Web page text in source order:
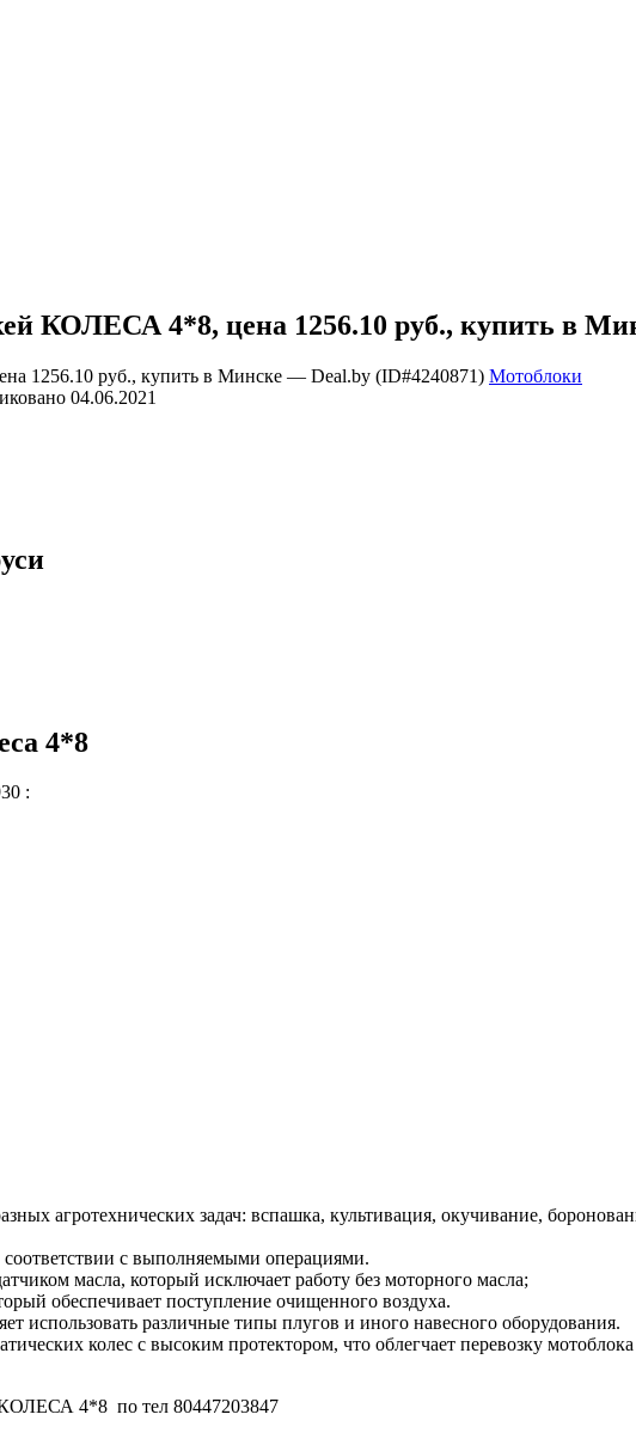
4*8, цена 1256.10 руб., купить в
Мотоблоки
04.06.2021
4*8
:
агротехнических задач: вспашка, культивация, окучивание,
соответствии с выполняемыми операциями.
масла, который исключает работу без моторного масла;
обеспечивает поступление очищенного воздуха.
использовать различные типы плугов и иного навесного оборудования.
колес с высоким протектором, что облегчает перевозку
4*8 по тел 80447203847